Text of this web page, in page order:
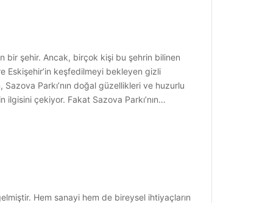
bir şehir. Ancak, birçok kişi bu şehrin bilinen
Eskişehir’in keşfedilmeyi bekleyen gizli
Parkı’nın doğal güzellikleri ve huzurlu
çekiyor. Fakat Sazova Parkı’nın…
Hem sanayi hem de bireysel ihtiyaçların